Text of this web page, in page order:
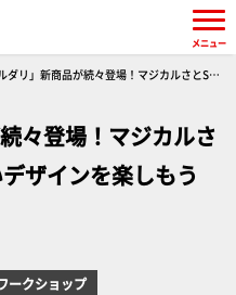
ダリ」新商品が続々登場！マジカルさとSF
々登場！マジカルさ
ザインを楽しもう
ークショップ
メニュー